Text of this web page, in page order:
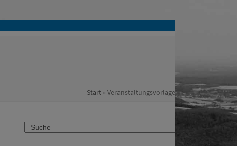
Start »Veranstaltungsvorlage
Search